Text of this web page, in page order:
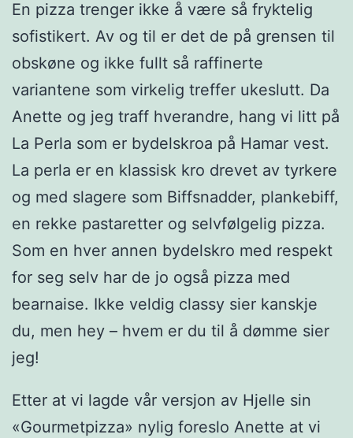
En pizza trenger ikke å være så fryktelig
sofistikert. Av og til er det de på grensen til
obskøne og ikke fullt så raffinerte
variantene som virkelig treffer ukeslutt. Da
Anette og jeg traff hverandre, hang vi litt på
La Perla som er bydelskroa på Hamar vest.
La perla er en klassisk kro drevet av tyrkere
og med slagere som Biffsnadder, plankebiff,
en rekke pastaretter og selvfølgelig pizza.
Som en hver annen bydelskro med respekt
for seg selv har de jo også pizza med
bearnaise. Ikke veldig classy sier kanskje
du, men hey – hvem er du til å dømme sier
jeg!
Etter at vi lagde vår versjon av Hjelle sin
«Gourmetpizza» nylig foreslo Anette at vi